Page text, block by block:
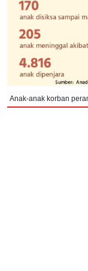
Anak-anak korban